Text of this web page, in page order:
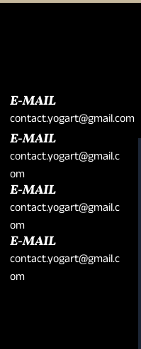
E-MAIL
contact.yogart@gmail.com
E-MAIL
contact.yogart@gmail.c
om
E-MAIL
contact.yogart@gmail.c
om
E-MAIL
contact.yogart@gmail.c
om